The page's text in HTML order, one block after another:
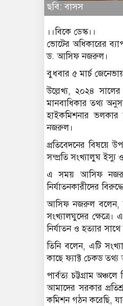
ছবি: বাসস
।।বিকে ডেস্ক।।
ভোটের অধিকারের
ড. আসিফ নজরুল।
বুধবার ৫ মার্চ
উল্লেখ্য, ২০২৪
মানবাধিকার তথ্য
হাইকমিশনার ভলকার
নজরুল।
প্রতিবেদনের বিষয়ে
সম্প্রতি সংখ্যালুঘ ইস্যু
এ সময় আসিফ নজরুল
নির্যাতনকারীদের
আসিফ নজরুল বলেন,
সংখ্যালঘুদের
নির্যাতন ও হত্যার
তিনি বলেন, এটি
কাছে ফ্যাক্ট চেকড তথ্য
পার্বত্য চট্টগ্রাম
আমাদের সরকার
কমিশন গঠন করেছি,